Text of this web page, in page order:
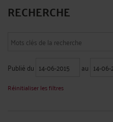
RECHERCHE
Publié du au
Réinitialiser les filtres